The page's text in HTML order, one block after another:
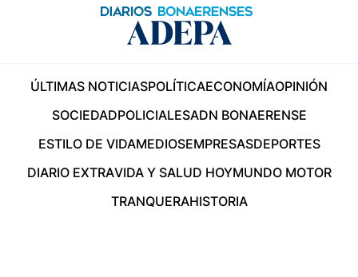
ÚLTIMAS NOTICIASPOLÍTICAECONOMÍAOPINIÓN
SOCIEDADPOLICIALESADN BONAERENSE
ESTILO DE VIDAMEDIOSEMPRESASDEPORTES
DIARIO EXTRAVIDA Y SALUD HOYMUNDO MOTOR
TRANQUERAHISTORIA